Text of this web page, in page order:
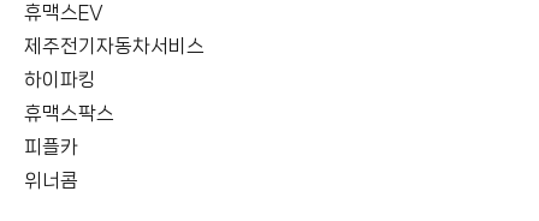
휴맥스EV
제주전기자동차서비스
하이파킹
휴맥스팍스
피플카
위너콤